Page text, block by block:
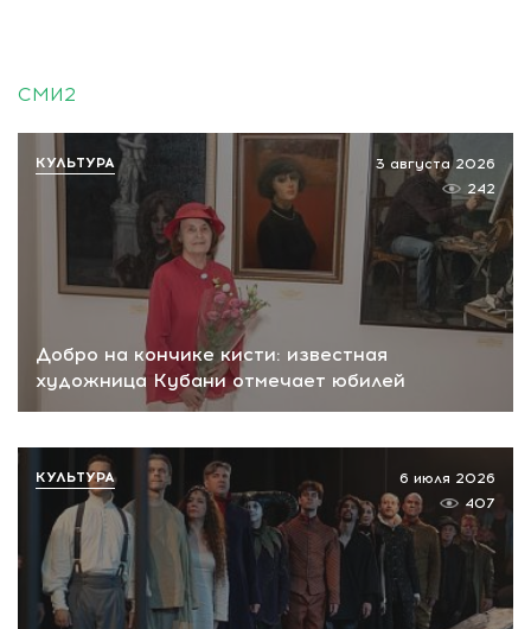
СМИ2
Добро на кончике кисти: известная
художница Кубани отмечает юбилей
3 августа 2026
242
КУЛЬТУРА
6 июля 2026
407
КУЛЬТУРА